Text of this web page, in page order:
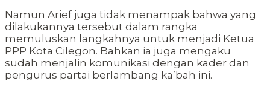
Namun Arief juga tidak menampak bahwa yang
dilakukannya tersebut dalam rangka
memuluskan langkahnya untuk menjadi Ketua
PPP Kota Cilegon. Bahkan ia juga mengaku
sudah menjalin komunikasi dengan kader dan
pengurus partai berlambang ka’bah ini.